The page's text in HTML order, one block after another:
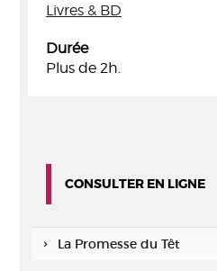
Livres & BD
Durée
Plus de 2h.
CONSULTER EN LIGNE
La Promesse du Têt